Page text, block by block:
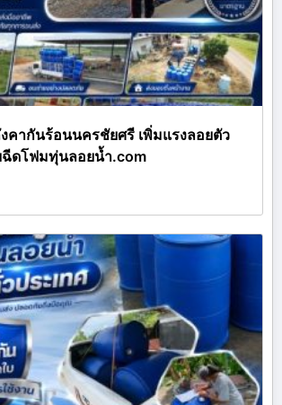
คากันร้อนนครชัยศรี เพิ่มแรงลอยตัว
ฉีดโฟมทุ่นลอยน้ำ.com